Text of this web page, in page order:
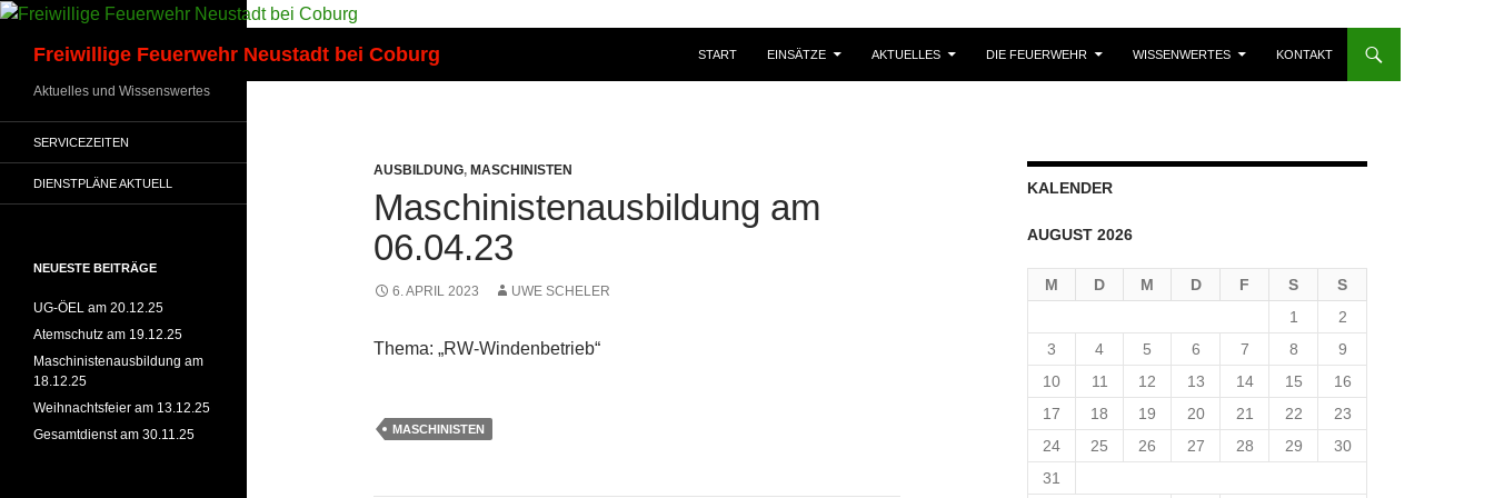
Zum
springenFreiwillige Feuerwehr Neustadt bei Coburg START EINSÄTZE AKTUELLES DIE FEUERWEHR WISSENWERTES KONTAKT
AUSBILDUNG, MASCHINISTEN
Maschinistenausbildung am
06.04.23
6. APRIL 2023 UWE SCHELER
Thema: „RW-Windenbetrieb“
MASCHINISTEN
KALENDER
AUGUST 2026
M D M D F S S
1
2
3
4 5 6 7 8
9
10
11 12 13 14 15
16
17
18 19 20 21 22
23
24
25 26 27 28 29
30
31
Aktuelles und Wissenswertes
SERVICEZEITEN
DIENSTPLÄNE AKTUELL
NEUESTE BEITRÄGE
UG-ÖEL am 20.12.25
Atemschutz am 19.12.25
Maschinistenausbildung am
18.12.25
Weihnachtsfeier am 13.12.25
Gesamtdienst am 30.11.25